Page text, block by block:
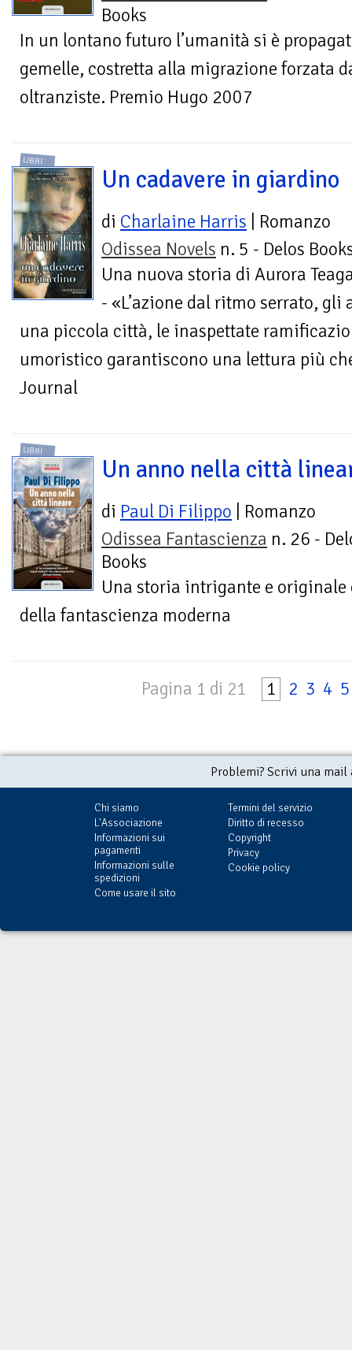
Books
In un lontano futuro l’umanità si è
gemelle, costretta alla migrazione forzata
oltranziste. Premio Hugo 2007
LIBRI
Un cadavere in giardino
di Charlaine Harris | Romanzo
Odissea Novels n. 5 - Delos
Una nuova storia di Aurora
- «L’azione dal ritmo serrato,
una piccola città, le inaspettate
umoristico garantiscono una lettura più
Journal
LIBRI
Un anno nella città
di Paul Di Filippo | Romanzo
Odissea Fantascienza n. 26 -
Books
Una storia intrigante e
della fantascienza moderna
Pagina 1 di 21 1 2 3 4 5
Problemi? Scrivi una
Chi siamo
L'Associazione
Informazioni sui
pagamenti
Informazioni sulle
spedizioni
Come usare il sito
Termini del servizio
Diritto di recesso
Copyright
Privacy
Cookie policy